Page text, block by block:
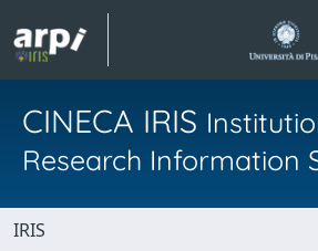
CINECA IRIS
Research Information
IRIS